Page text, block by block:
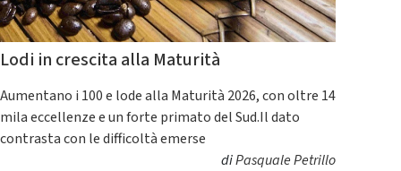
Lodi in crescita alla Maturità
Aumentano i 100 e lode alla Maturità 2026, con oltre 14
mila eccellenze e un forte primato del Sud.Il dato
contrasta con le difficoltà emerse
diPasquale Petrillo